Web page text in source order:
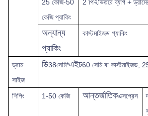
25 কেজি-50
কেজি প্যাকিং
2 পি ভিতরে ব্যাগ +
অন্যান্য
প্যাকিং
কাস্টমাইজড প্যাকিং
ড্রাম
সাইজ
ডি38সেমি*এইচ60 সেমি বা কাস্টমাইজড,
শিপিং 1-50 কেজি আন্তর্জাতিকএক্সপ্রেস